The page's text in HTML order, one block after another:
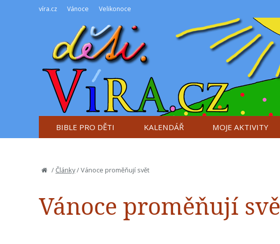
víra.cz Vánoce Velikonoce
BIBLE PRO DĚTI KALENDÁŘ MOJE AKTIVITY
/Články/Vánoce proměňují svět
Vánoce proměňují